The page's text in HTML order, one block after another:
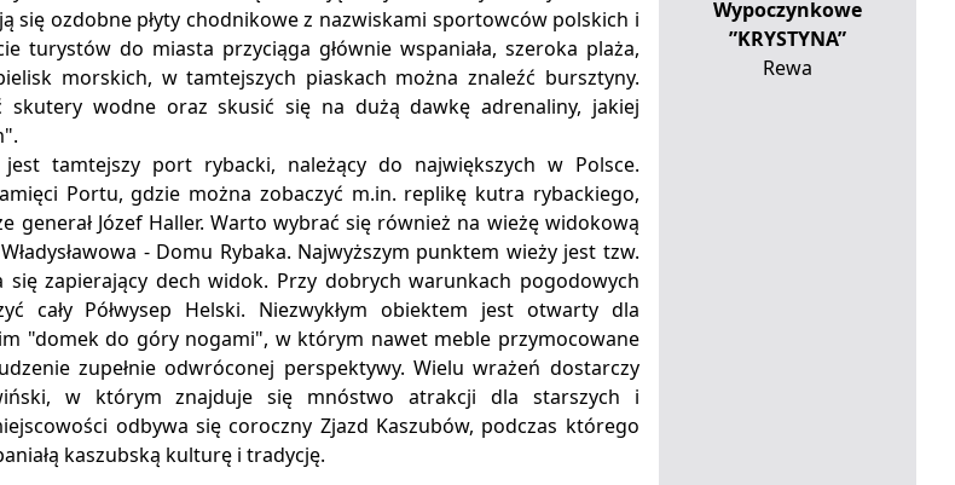
się ozdobne płyty chodnikowe z nazwiskami sportowców polskich i
turystów do miasta przyciąga głównie wspaniała, szeroka plaża,
morskich, w tamtejszych piaskach można znaleźć bursztyny.
skutery wodne oraz skusić się na dużą dawkę adrenaliny, jakiej
tamtejszy port rybacki, należący do największych w Polsce.
Portu, gdzie można zobaczyć m.in. replikę kutra rybackiego,
generał Józef Haller. Warto wybrać się również na wieżę widokową
- Domu Rybaka. Najwyższym punktem wieży jest tzw.
się zapierający dech widok. Przy dobrych warunkach pogodowych
cały Półwysep Helski. Niezwykłym obiektem jest otwarty dla
"domek do góry nogami", w którym nawet meble przymocowane
zupełnie odwróconej perspektywy. Wielu wrażeń dostarczy
w którym znajduje się mnóstwo atrakcji dla starszych i
odbywa się coroczny Zjazd Kaszubów, podczas którego
kaszubską kulturę i tradycję.
Wypoczynkowe
”KRYSTYNA”
Rewa